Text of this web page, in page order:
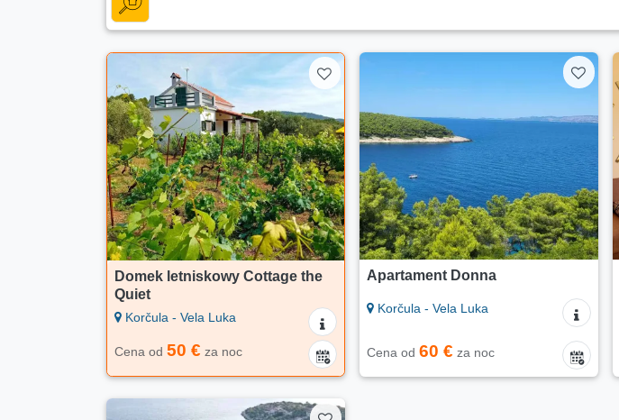
Domek letniskowy Cottage the
Quiet
Korčula - Vela Luka
Cena od 50 € za noc
Apartament Donna
Korčula - Vela Luka
Cena od 60 € za noc